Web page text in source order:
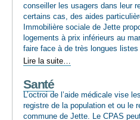
conseiller les usagers dans leur
certains cas, des aides
Immobilière sociale de Jette
logements à prix inférieurs au
faire face à de très longues listes
Logement
Lire la suite…
Santé
L’octroi de l’aide médicale vise
registre de la population et ou le
commune de Jette. Le CPAS